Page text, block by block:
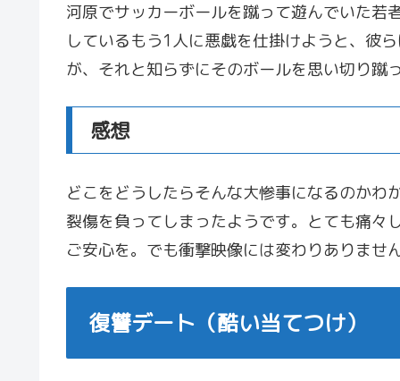
河原でサッカーボールを蹴って遊んでいた若
しているもう1人に悪戯を仕掛けようと、彼
が、それと知らずにそのボールを思い切り蹴
感想
どこをどうしたらそんな大惨事になるのか
裂傷を負ってしまったようです。とても痛々
ご安心を。でも衝撃映像には変わりありませ
復讐デート（酷い当てつけ）